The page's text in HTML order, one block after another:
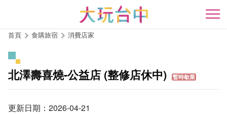
開
首頁 食購旅宿 消費店家
北澤壽喜燒-公益店 (整修店休中) 暫時歇業
更新日期：2026-04-21